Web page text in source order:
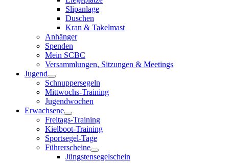
Slipanlage
Duschen
Kran & Takelmast
Anhänger
Spenden
Mein SCBC
Versammlungen, Sitzungen & Meetings
Jugend
Schnuppersegeln
Mittwochs-Training
Jugendwochen
Erwachsene
Freitags-Training
Kielboot-Training
Sportsegel-Tage
Führerscheine
Jüngstensegelschein